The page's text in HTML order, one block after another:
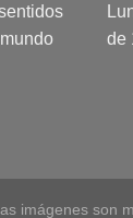
de
imágenes son